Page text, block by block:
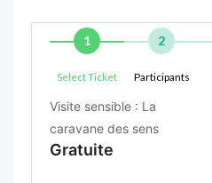
1
Select Ticket
2
Participants
Visite sensible : La
caravane des sens
Gratuite